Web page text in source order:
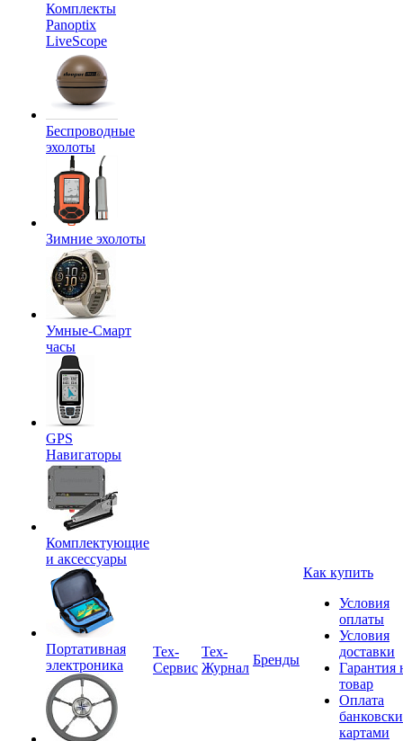
Комплекты
Panoptix
LiveScope
Беспроводные
эхолоты
Зимние эхолоты
Умные-Смарт
часы
GPS
Навигаторы
Комплектующие
и аксессуары
Портативная
электроника
Tex-
Сервис
Тех-
Журнал
Бренды
Как купить
Условия
оплаты
Условия
доставки
Гарантия
товар
Оплата
картами